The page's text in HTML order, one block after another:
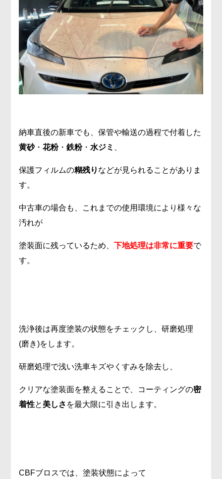
納車直後の新車でも、保管や輸送の過程で付着した
黄砂・花粉・鉄粉・ 水ジミ
保護フィルムの糊残り などが見られることがありま
す。
中古車の場合も、これまでの使用環境により様々な
汚れが
塗装面に残っているため、下地処理は非常に重要で
す。
洗浄後は再度塗装の状態をチェックし、研磨処理
(磨き)をします。
研磨処理で浅い洗車キズやくすみを除去し、
クリアな塗装面を整えることで、コーティングの密
着性と 美しさ を最大限に引き出します。
CBFブロスでは、塗装状態によって